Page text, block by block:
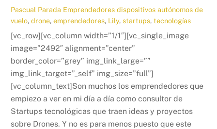
Pascual Parada Emprendedores dispositivos autónomos de
vuelo,drone,emprendedores, Lily,startups,tecnologías
[vc_row][vc_column width=”1/1″][vc_single_image
image=”2492″ alignment=”center”
border_color=”grey” img_link_large=””
img_link_target=”_self” img_size=”full”]
[vc_column_text]Son muchos los emprendedores que
empiezo a ver en mi día a día como consultor de
Startups tecnológicas que traen ideas y proyectos
sobre Drones. Y no es para menos puesto que este